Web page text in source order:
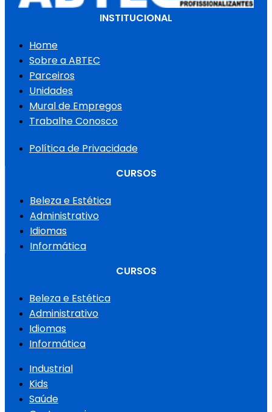
INSTITUCIONAL
Home
Sobre a ABTEC
Parceiros
Unidades
Mural de Empregos
Trabalhe Conosco
Política de Privacidade
CURSOS
Beleza e Estética
Administrativo
Idiomas
Informática
CURSOS
Beleza e Estética
Administrativo
Idiomas
Informática
Industrial
Kids
Saúde